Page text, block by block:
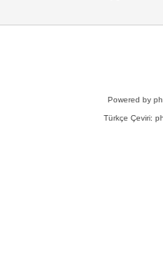
Powered by
Türkçe Çeviri: